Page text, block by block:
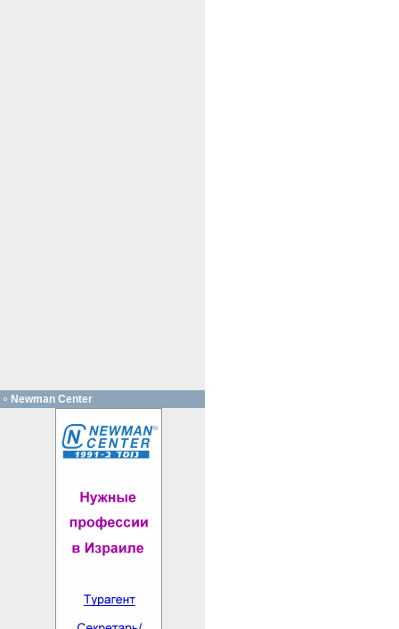
Newman Center